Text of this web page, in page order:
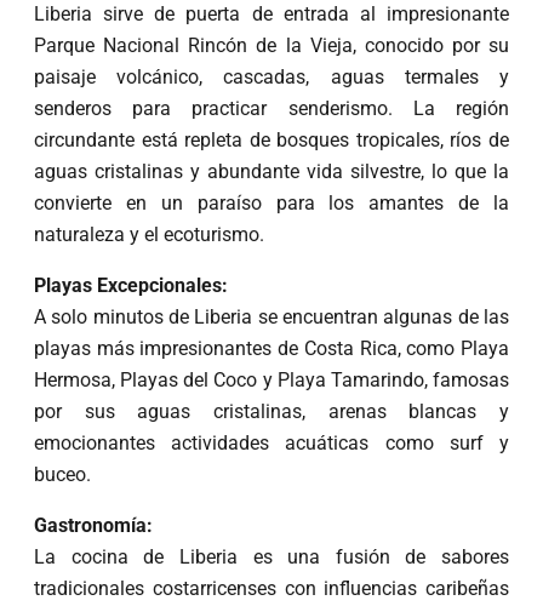
Liberia sirve de puerta de entrada al impresionante
Parque Nacional Rincón de la Vieja, conocido por su
paisaje volcánico, cascadas, aguas termales y
senderos para practicar senderismo. La región
circundante está repleta de bosques tropicales, ríos de
aguas cristalinas y abundante vida silvestre, lo que la
convierte en un paraíso para los amantes de la
naturaleza y el ecoturismo.
Playas Excepcionales:
A solo minutos de Liberia se encuentran algunas de las
playas más impresionantes de Costa Rica, como Playa
Hermosa, Playas del Coco y Playa Tamarindo, famosas
por sus aguas cristalinas, arenas blancas y
emocionantes actividades acuáticas como surf y
buceo.
Gastronomía:
La cocina de Liberia es una fusión de sabores
tradicionales costarricenses con influencias caribeñas